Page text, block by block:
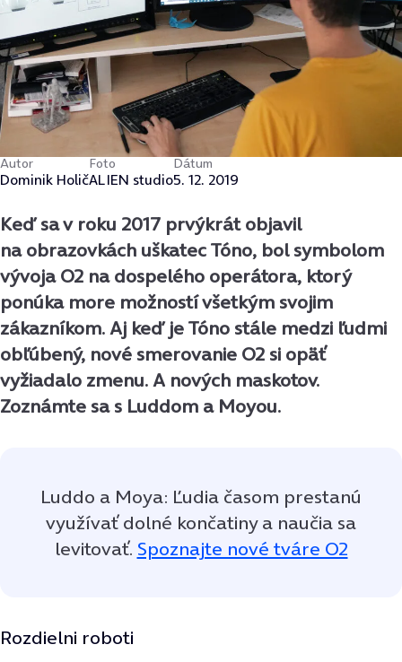
Autor
Dominik Holič
Foto
ALIEN studio
Dátum
5. 12. 2019
Keď sa v roku 2017 prvýkrát objavil
na obrazovkách uškatec Tóno, bol symbolom
vývoja O2 na dospelého operátora, ktorý
ponúka more možností všetkým svojim
zákazníkom. Aj keď je Tóno stále medzi ľudmi
obľúbený, nové smerovanie O2 si opäť
vyžiadalo zmenu. A nových maskotov.
Zoznámte sa s Luddom a Moyou.
Luddo a Moya: Ľudia časom prestanú
využívať dolné končatiny a naučia sa
levitovať. Spoznajte nové tváre O2
Rozdielni roboti